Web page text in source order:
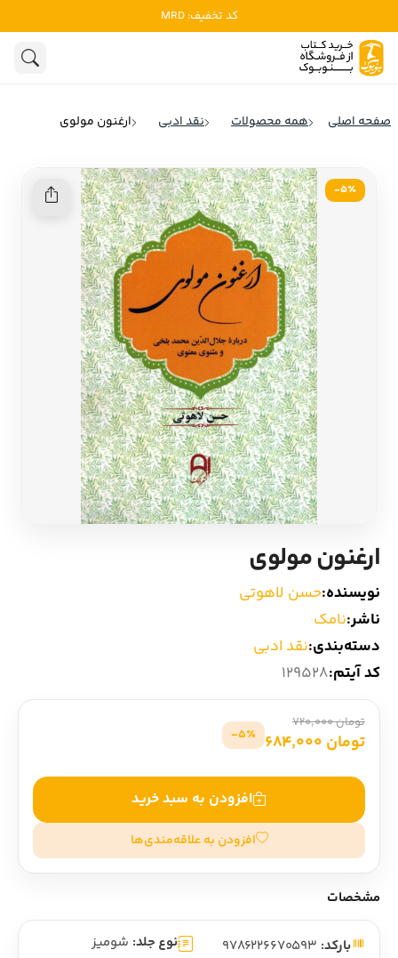
کد تخفیف: MRD
ادبیات
تاریخ و سیاست
کودک و نوجوان
علوم اجتماعی
ادیان و اساطیر
ادبیات انگلیس
ادبیات فرانسه
ادبیات ایتالیا
ادبیات روسیه
ادبیات آمریکای لاتین
ادبیات آلمان
ادبیات ترکیه
ادبیات آسیا
سایر کشورهای اروپا
داستان کوتاه
شعر و متون کهن
صفحه اصلی همه محصولات نقد ادبی ارغنون مولوی
5٪-
ارغنون مولوی
نویسنده:حسن لاهوتی
ناشر:نامک
دسته‌بندی:نقد ادبی
کد آیتم:129528
تومان 720,000
تومان 684,000 5٪-
افزودن به سبد خرید
افزودن به علاقه‌مندی‌ها
مشخصات
بارکد: نوع جلد: شومیز